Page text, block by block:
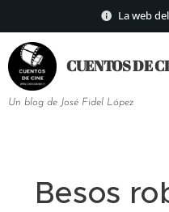
La web
CUENTOS DE
Un blog de José Fidel López
Besos